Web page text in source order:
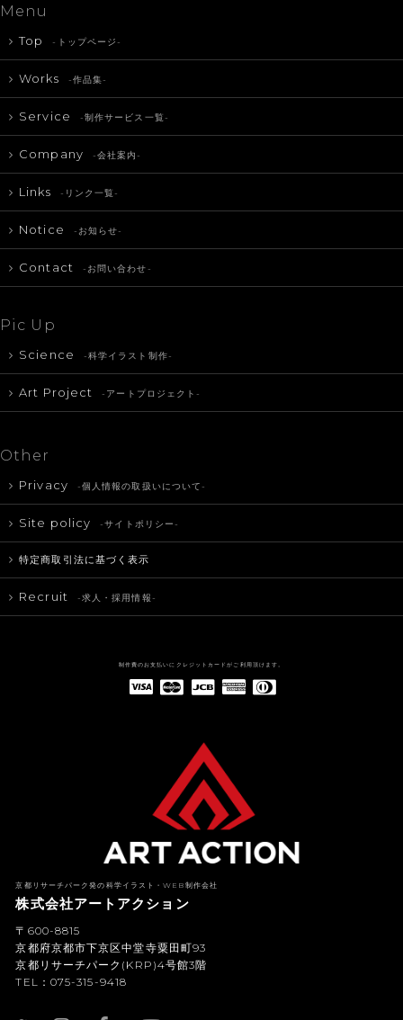
Menu
Top -トップページ-
Works -作品集-
Service -制作サービス一覧-
Company -会社案内-
Links -リンク一覧-
Notice -お知らせ-
Contact -お問い合わせ-
Pic Up
Science -科学イラスト制作-
Art Project -アートプロジェクト-
Other
Privacy -個人情報の取扱いについて-
Site policy -サイトポリシー-
特定商取引法に基づく表示
Recruit -求人・採用情報-
制作費のお支払いにクレジットカードがご利用頂けます。
京都リサーチパーク発の科学イラスト・WEB制作会社
株式会社アートアクション
〒600-8815
京都府京都市下京区中堂寺粟田町93
京都リサーチパーク(KRP)4号館3階
TEL：075-315-9418